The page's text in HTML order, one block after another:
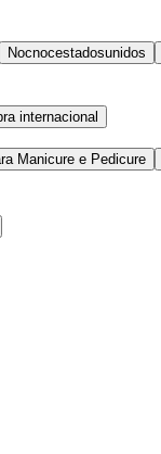
Nocnocestadosunidos
internacional
Manicure e Pedicure